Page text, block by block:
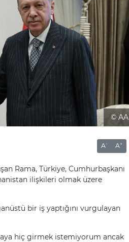
© AA
A- A+
Rama, Türkiye, Cumhurbaşkanı
ilişkileri olmak üzere
bir iş yaptığını vurgulayan
hiç girmek istemiyorum ancak